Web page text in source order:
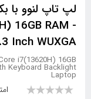
16GB RAM -
Inch WUXGA
i7(13620H) 16GB
Keyboard Backlight
Laptop
امتیاز